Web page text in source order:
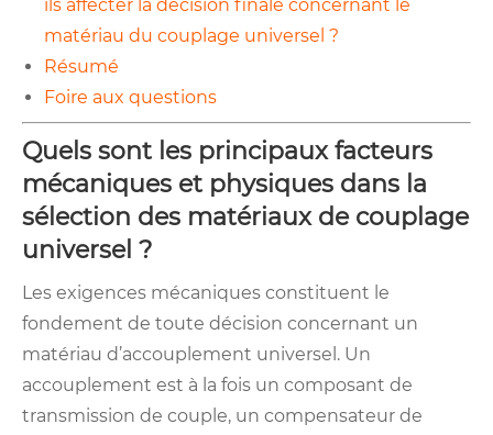
ils affecter la décision finale concernant le
matériau du couplage universel ?
Résumé
Foire aux questions
Quels sont les principaux facteurs
mécaniques et physiques dans la
sélection des matériaux de couplage
universel ?
Les exigences mécaniques constituent le
fondement de toute décision concernant un
matériau d’accouplement universel. Un
accouplement est à la fois un composant de
transmission de couple, un compensateur de